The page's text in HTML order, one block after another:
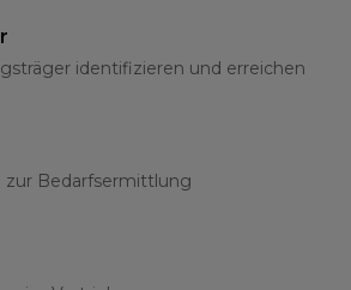
identifizieren und erreichen
zur Bedarfsermittlung